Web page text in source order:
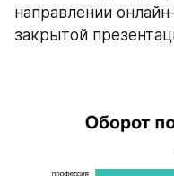
направлении
закрытой